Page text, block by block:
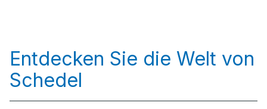
Entdecken Sie die Welt von
Schedel